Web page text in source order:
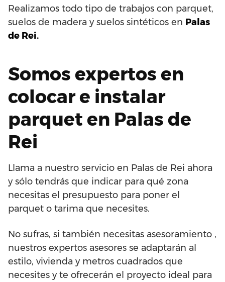
Realizamos todo tipo de trabajos con parquet,
suelos de madera y suelos sintéticos en Palas
de Rei.
Somos expertos en
colocar e instalar
parquet en Palas de
Rei
Llama a nuestro servicio en Palas de Rei ahora
y sólo tendrás que indicar para qué zona
necesitas el presupuesto para poner el
parquet o tarima que necesites.
No sufras, si también necesitas asesoramiento ,
nuestros expertos asesores se adaptarán al
estilo, vivienda y metros cuadrados que
necesites y te ofrecerán el proyecto ideal para